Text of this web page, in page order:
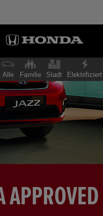
Alle Familie Stadt Elektrifiziert
APPROVED